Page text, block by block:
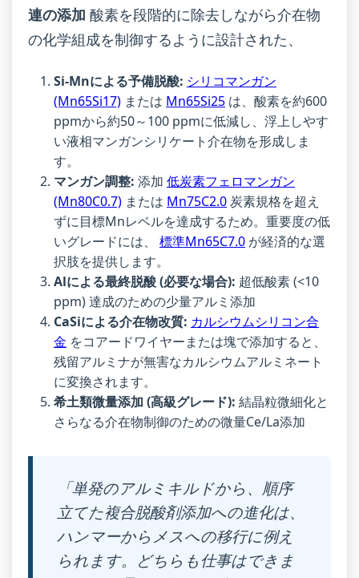
連の添加 酸素を段階的に除去しながら介在物
の化学組成を制御するように設計された、
Si-Mnによる予備脱酸: シリコマンガン
(Mn65Si17) または Mn65Si25 は、酸素を約600
ppmから約50～100 ppmに低減し、浮上しやす
い液相マンガンシリケート介在物を形成しま
す。
マンガン調整: 添加 低炭素フェロマンガン
(Mn80C0.7) または Mn75C2.0炭素規格を超え
ずに目標Mnレベルを達成するため。重要度の低
いグレードには、 標準Mn65C7.0 が経済的な選
択肢を提供します。
Alによる最終脱酸 (必要な場合): 超低酸素 (<10
ppm) 達成のための少量アルミ添加
CaSiによる介在物改質: カルシウムシリコン合
金 をコアードワイヤーまたは塊で添加すると、
残留アルミナが無害なカルシウムアルミネート
に変換されます。
希土類微量添加 (高級グレード): 結晶粒微細化と
さらなる介在物制御のための微量Ce/La添加
「単発のアルミキルドから、順序
立てた複合脱酸剤添加への進化は、
ハンマーからメスへの移行に例え
られます。どちらも仕事はできま